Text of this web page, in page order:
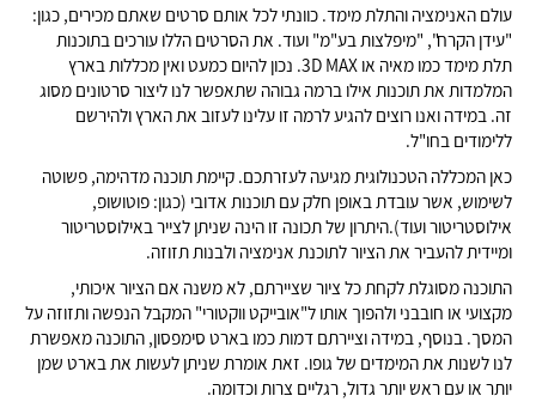
עולם האנימציה והתלת מימד. כוונתי לכל אותם סרטים שאתם מכירים, כגון:
"עידן הקרח", "מיפלצות בע"מ" ועוד. את הסרטים הללו עורכים בתוכנות
תלת מימד כמו מאיה או 3D MAX. נכון להיום כמעט ואין מכללות בארץ
המלמדות את תוכנות אילו ברמה גבוהה שתאפשר לנו ליצור סרטונים מסוג
זה. במידה ואנו רוצים להגיע לרמה זו עלינו לעזוב את הארץ ולהירשם
ללימודים בחו"ל.
כאן המכללה הטכנולוגית מגיעה לעזרתכם. קיימת תוכנה מדהימה, פשוטה
לשימוש, אשר עובדת באופן חלק עם תוכנות אדובי (כגון: פוטושופ,
אילוסטריטור ועוד).היתרון של תכונה זו הינה שניתן לצייר באילוסטריטור
ומיידית להעביר את הציור לתוכנת אנימציה ולבנות תזוזה.
התוכנה מסוגלת לקחת כל ציור שציירתם, לא משנה אם הציור איכותי,
מקצועי או חובבני ולהפוך אותו ל"אובייקט ווקטורי" המקבל הנפשה ותזוזה על
המסך. בנוסף, במידה וציירתם דמות כמו בארט סימפסון, התוכנה מאפשרת
לנו לשנות את המימדים של גופו. זאת אומרת שניתן לעשות את בארט שמן
יותר או עם ראש יותר גדול, רגליים צרות וכדומה.